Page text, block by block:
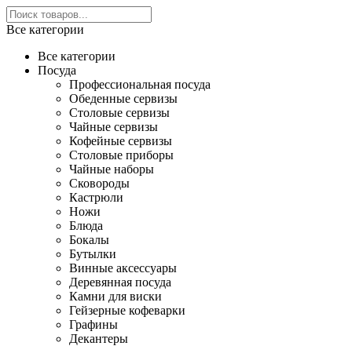
Все категории
Все категории
Посуда
Профессиональная посуда
Обеденные сервизы
Столовые сервизы
Чайные сервизы
Кофейные сервизы
Столовые приборы
Чайные наборы
Сковороды
Кастрюли
Ножи
Блюда
Бокалы
Бутылки
Винные аксессуары
Деревянная посуда
Камни для виски
Гейзерные кофеварки
Графины
Декантеры